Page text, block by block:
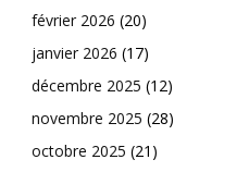
février 2026 (20)
janvier 2026 (17)
décembre 2025 (12)
novembre 2025 (28)
octobre 2025 (21)